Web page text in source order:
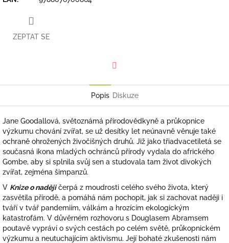
ZEPTAT SE
Popis Diskuze
Jane Goodallová, světoznámá přírodovědkyně a průkopnice
výzkumu chování zvířat, se už desítky let neúnavně věnuje také
ochraně ohrožených živočišných druhů. Již jako třiadvacetiletá se
současná ikona mladých ochránců přírody vydala do afrického
Gombe, aby si splnila svůj sen a studovala tam život divokých
zvířat, zejména šimpanzů.
V Knize o naději čerpá z moudrosti celého svého života, který
zasvětila přírodě, a pomáhá nám pochopit, jak si zachovat naději i
tváří v tvář pandemiím, válkám a hrozícím ekologickým
katastrofám. V důvěrném rozhovoru s Douglasem Abramsem
poutavě vypráví o svých cestách po celém světě, průkopnickém
výzkumu a neutuchajícím aktivismu. Její bohaté zkušenosti nám